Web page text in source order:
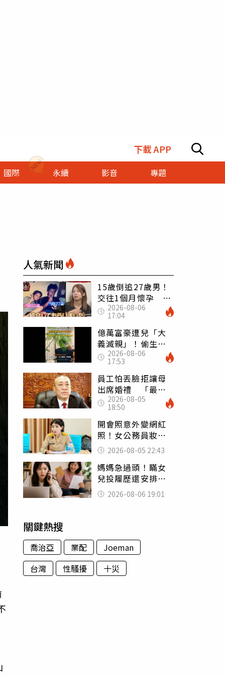
下載 APP
國際 永續 影音 專題
人氣新聞
15歲倒追27歲男！
交往1個月懷孕 36
歲當阿嬤故事曝光
2026-08-06
17:04
億萬富豪遭兒「大
義滅親」！偷生子
怕曝光 竟盜鄰居
身份辦假證落戶
2026-08-06
17:53
員工怕丟臉拒讓母
出席婚禮 「最愛
發錢老闆」震怒開
除：我看不起你
2026-08-05
18:50
開會照意外變網紅
照！女公務員妝容
掀2千則留言 本人
怒嗆：化妝有錯嗎
2026-08-05 22:43
媽媽急過頭！瞞女
兒投履歷還安排面
試 她接來電當場
傻眼
2026-08-06 19:01
關鍵熱搜
喬治亞 業配
Joeman
台灣
性騷擾 十災